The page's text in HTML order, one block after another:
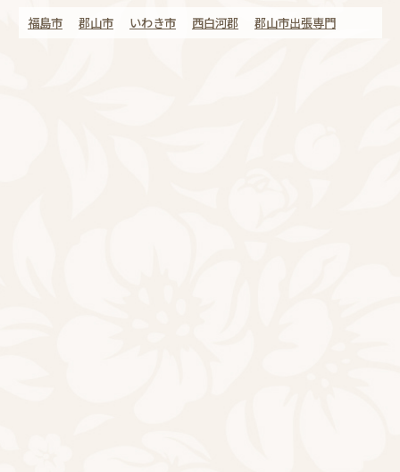
福島市 郡山市 いわき市 西白河郡 郡山市出張専門